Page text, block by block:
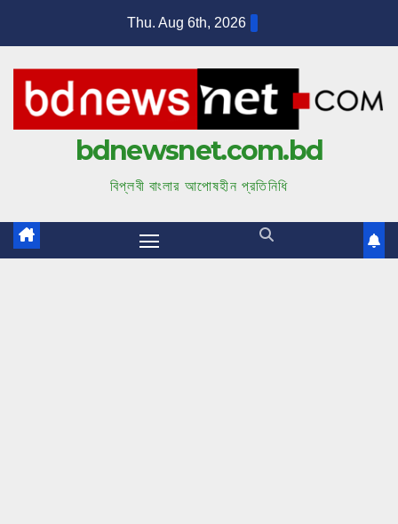
n
Thu. Aug 6th, 2026
bdnewsnet.com.bd
বিপ্লবী বাংলার আপোষহীন প্রতিনিধি